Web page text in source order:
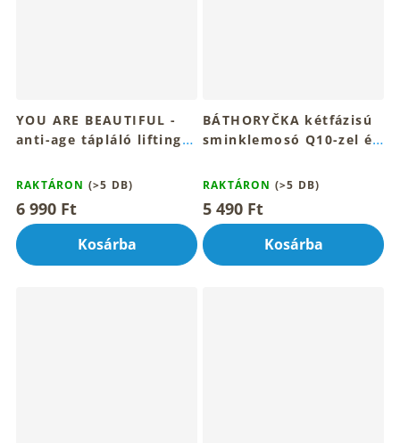
YOU ARE BEAUTIFUL -
anti-age tápláló lifting
termék
átlagos
értékelése
5-
ből
4,7
RAKTÁRON (>5 DB)
6 990 Ft
Kosárba
BÁTHORYČKA kétfázisú
sminklemosó Q10-zel és
termék
átlagos
értékelése
5-
ből
4,8
RAKTÁRON (>5 DB)
5 490 Ft
Kosárba